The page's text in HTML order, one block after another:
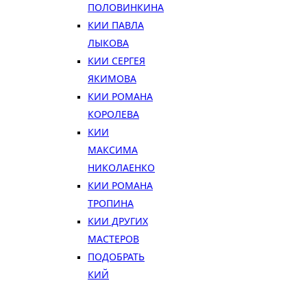
ПОЛОВИНКИНА
КИИ ПАВЛА
ЛЫКОВА
КИИ СЕРГЕЯ
ЯКИМОВА
КИИ РОМАНА
КОРОЛЕВА
КИИ
МАКСИМА
НИКОЛАЕНКО
КИИ РОМАНА
ТРОПИНА
КИИ ДРУГИХ
МАСТЕРОВ
ПОДОБРАТЬ
КИЙ